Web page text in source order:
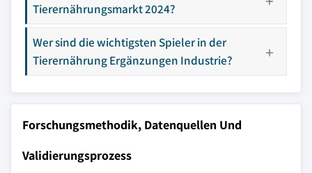
Tierernährungsmarkt 2024?
Wer sind die wichtigsten Spieler in der
Tierernährung Ergänzungen Industrie?
Forschungsmethodik, Datenquellen Und
Validierungsprozess